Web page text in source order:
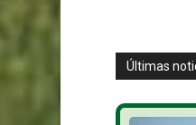
Últimas